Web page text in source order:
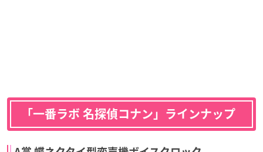
「一番ラボ 名探偵コナン」ラインナップ